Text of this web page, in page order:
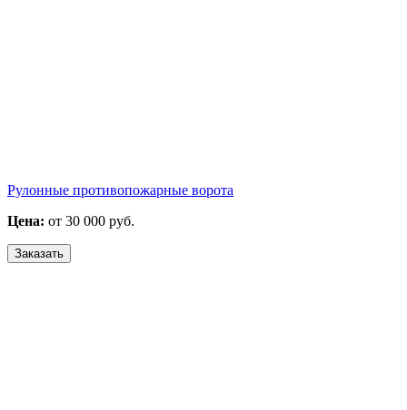
Рулонные противопожарные ворота
Цена: от 30 000 руб.
Заказать